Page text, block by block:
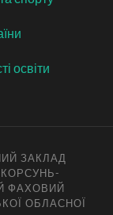
ЗАКЛАД
ФАХОВИЙ
ОБЛАСНОЇ